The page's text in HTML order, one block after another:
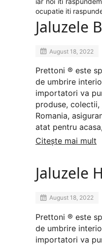
ocupatie iti
Jaluzele
August 18, 2022
Prettoni ® este
de umbrire
importatori va
produse,
Romania,
atat pentru
Citește mai mult
Jaluzele
August 18, 2022
Prettoni ® este
de umbrire
importatori va